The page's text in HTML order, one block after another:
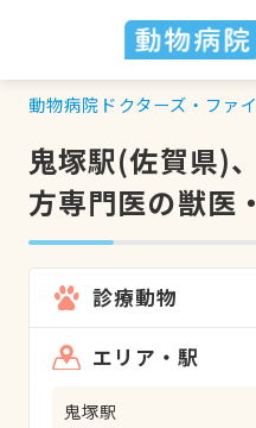
動物病院ドクターズ・ファ
鬼塚駅(佐賀県)
方専門医の獣医
診療動物
エリア・駅
鬼塚駅